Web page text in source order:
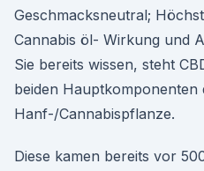
Geschmacksneutral;
Cannabis öl- Wirkung und
Sie bereits wissen, steht
beiden Hauptkomponenten
Hanf-/Cannabispflanze.
Diese kamen bereits vor